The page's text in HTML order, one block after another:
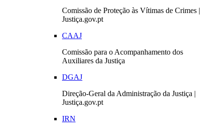
Comissão de Proteção às Vítimas de Crimes |
Justiça.gov.pt
CAAJ
Comissão para o Acompanhamento dos
Auxiliares da Justiça
DGAJ
Direção-Geral da Administração da Justiça |
Justiça.gov.pt
IRN